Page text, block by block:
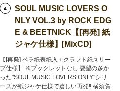
4
SOUL MUSIC LOVERS O
NLY VOL.3 by ROCK EDG
E & BEETNICK【[再発] 紙
ジャケ仕様】[MixCD]
【[再発] ペラ紙表紙入＋クラフト紙スリー
ブ仕様】 ※ブックレットなし 要望の多か
った"SOUL MUSIC LOVERS ONLY"シリ
ーズが紙ジャケ仕様で嬉しい再発!! 横須賀